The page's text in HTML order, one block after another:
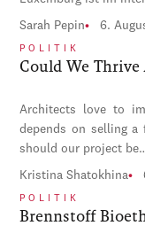
Sarah Pepin 6.
POLITIK
Could We
Architects love to
depends on selling
should our project
Kristina Shatokhina
POLITIK
Brennstoff